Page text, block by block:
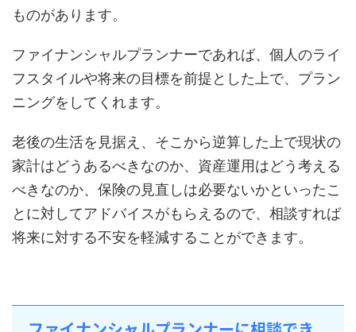
ものがあります。
ファイナンシャルプランナーであれば、個人のライ
フスタイルや将来の目標を前提とした上で、プラン
ニングをしてくれます。
老後の生活を見据え、そこから逆算した上で現状の
家計はどうあるべきなのか、資産運用はどう考える
べきなのか、保険の見直しは必要ないかといったこ
とに対してアドバイスがもらえるので、相談すれば
将来に対する不安を軽減することができます。